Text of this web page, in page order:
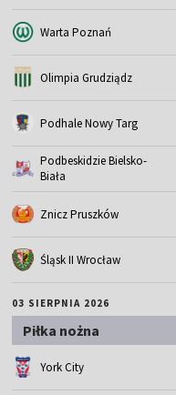
Warta Poznań
Olimpia Grudziądz
Podhale Nowy Targ
Podbeskidzie Bielsko-
Biała
Znicz Pruszków
Śląsk II Wrocław
03 SIERPNIA 2026
Piłka nożna
York City